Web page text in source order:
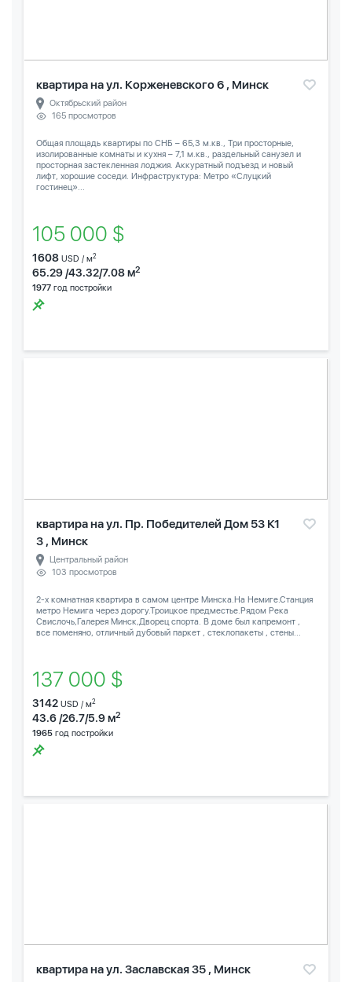
квартира на ул. Корженевского 6 , Минск
Октябрьский район
165 просмотров
Общая площадь квартиры по СНБ – 65,3 м.кв., Три просторные,
изолированные комнаты и кухня – 7,1 м.кв., раздельный санузел и
просторная застекленная лоджия. Аккуратный подъезд и новый
лифт, хорошие соседи. Инфраструктура: Метро «Слуцкий
гостинец»...
105 000 $
1608 USD / м2
65.29 /43.32/7.08 м2
1977 год постройки
квартира на ул. Пр. Победителей Дом 53 К1
3 , Минск
Центральный район
103 просмотров
2-х комнатная квартира в самом центре Минска.На Немиге.Станция
метро Немига через дорогу.Троицкое предместье.Рядом Река
Свислочь,Галерея Минск,Дворец спорта. В доме был капремонт ,
все поменяно, отличный дубовый паркет , стеклопакеты , стены...
137 000 $
3142 USD / м2
43.6 /26.7/5.9 м2
1965 год постройки
квартира на ул. Заславская 35 , Минск